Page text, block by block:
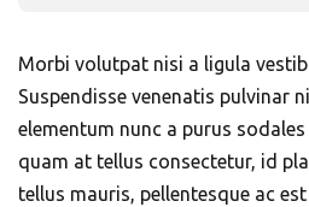
Morbi volutpat nisi a ligula
Suspendisse venenatis pulvinar
elementum nunc a purus
quam at tellus consectetur, id
tellus mauris, pellentesque ac